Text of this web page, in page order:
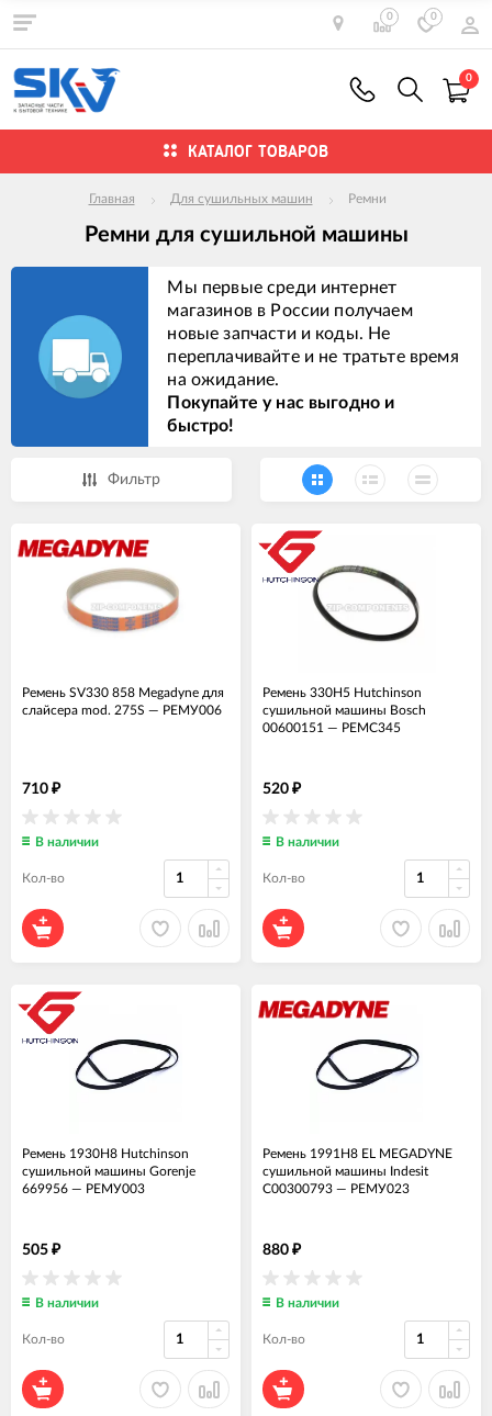
0 0
0
КАТАЛОГ ТОВАРОВ
Главная Для сушильных машин Ремни
Ремни для сушильной машины
Мы первые среди интернет
магазинов в России получаем
новые запчасти и коды. Не
переплачивайте и не тратьте время
на ожидание.
Покупайте у нас выгодно и
быстро!
Фильтр
Ремень SV330 858 Megadyne для
слайсера mod. 275S — РЕМУ006
710 ₽
В наличии
Кол-во
Ремень 330H5 Hutchinson
сушильной машины Bosch
00600151 — РЕМС345
520 ₽
В наличии
Кол-во
Ремень 1930H8 Hutchinson
сушильной машины Gorenje
669956 — РЕМУ003
505 ₽
В наличии
Кол-во
Ремень 1991H8 EL MEGADYNE
сушильной машины Indesit
C00300793 — РЕМУ023
880 ₽
В наличии
Кол-во